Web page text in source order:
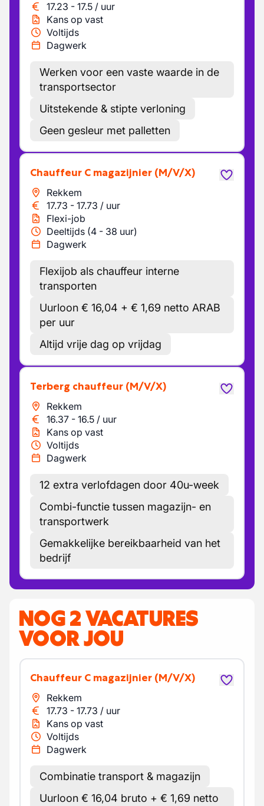
17.23 - 17.5 / uur
Kans op vast
Voltijds
Dagwerk
Werken voor een vaste waarde in de
transportsector
Uitstekende & stipte verloning
Geen gesleur met palletten
Chauffeur C magazijnier (M/V/X)
Rekkem
17.73 - 17.73 / uur
Flexi-job
Deeltijds (4 - 38 uur)
Dagwerk
Flexijob als chauffeur interne
transporten
Uurloon € 16,04 + € 1,69 netto ARAB
per uur
Altijd vrije dag op vrijdag
Terberg chauffeur (M/V/X)
Rekkem
16.37 - 16.5 / uur
Kans op vast
Voltijds
Dagwerk
12 extra verlofdagen door 40u-week
Combi-functie tussen magazijn- en
transportwerk
Gemakkelijke bereikbaarheid van het
bedrijf
NOG 2 VACATURES
VOOR JOU
Chauffeur C magazijnier (M/V/X)
Rekkem
17.73 - 17.73 / uur
Kans op vast
Voltijds
Dagwerk
Combinatie transport & magazijn
Uurloon € 16,04 bruto + € 1,69 netto